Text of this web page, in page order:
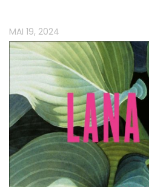
MAI 19, 2024